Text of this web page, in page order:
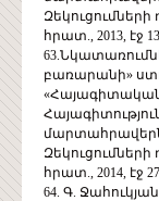
Զեկուցումների
հրատ., 2013, էջ
բառարանի»
Զեկուցումների
հրատ., 2014, էջ
64. Գ.